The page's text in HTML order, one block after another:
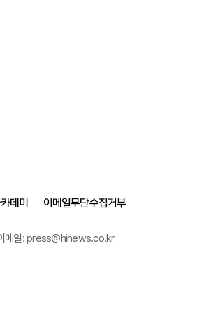
데미 이메일무단수집거부
메일: press@hinews.co.kr